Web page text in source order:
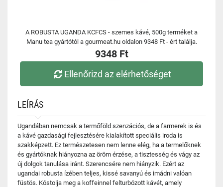
A ROBUSTA UGANDA KCFCS - szemes kávé, 500g terméket a
Manu tea gyártótól a gourmeat.hu oldalon 9348 Ft - ért találja.
9348 Ft
Ellenőrizd az elérhetőséget
LEÍRÁS
Ugandában nemcsak a termőföld szenzációs, de a farmerek is és
a kávé gazdasági fejlesztésére kialakított speciális iroda is
szakképzett. Ez természetesen nem lenne elég, ha a termelőknek
és gyártóknak hiányozna az öröm érzése, a tisztesség és vágy az
új dolgok tanulása iránt. Szerencsére nem hiányzik. Ezért az
ugandai robusta ízében teljes, kissé savanyú és imádni valóan
füstös. Kóstolja meg a koffeinnel felturbózott kávét, amely